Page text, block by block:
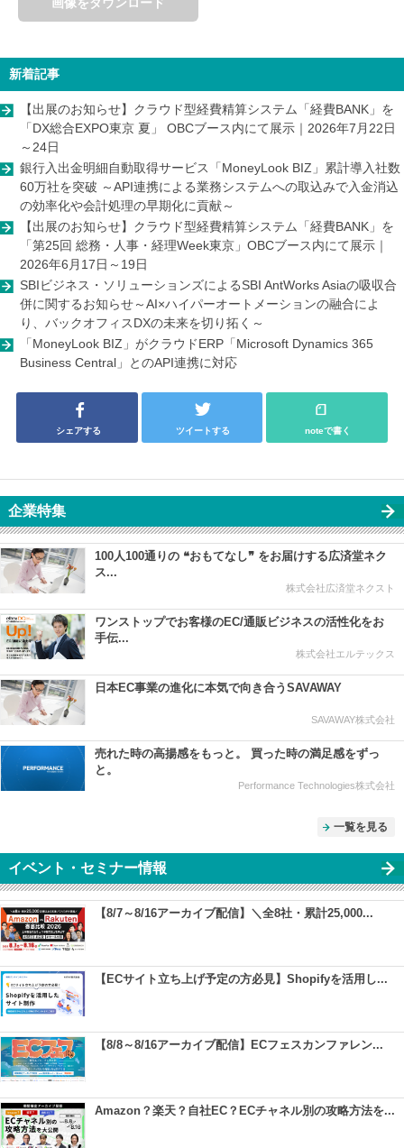
新着記事
【出展のお知らせ】クラウド型経費精算システム「経費BANK」を
「DX総合EXPO東京 夏」 OBCブース内にて展示｜2026年7月22日
～24日
銀行入出金明細自動取得サービス「MoneyLook BIZ」累計導入社数
60万社を突破 ～API連携による業務システムへの取込みで入金消込
の効率化や会計処理の早期化に貢献～
【出展のお知らせ】クラウド型経費精算システム「経費BANK」を
「第25回 総務・人事・経理Week東京」OBCブース内にて展示｜
2026年6月17日～19日
SBIビジネス・ソリューションズによるSBI AntWorks Asiaの吸収合
併に関するお知らせ～AI×ハイパーオートメーションの融合によ
り、バックオフィスDXの未来を切り拓く～
「MoneyLook BIZ」がクラウドERP「Microsoft Dynamics 365
Business Central」とのAPI連携に対応
シェアする ツイートする noteで書く
企業特集
100人100通りの ❝おもてなし❞ をお届けする広済堂ネク
ス...
株式会社広済堂ネクスト
ワンストップでお客様のEC/通販ビジネスの活性化をお
手伝...
株式会社エルテックス
日本EC事業の進化に本気で向き合うSAVAWAY
SAVAWAY株式会社
売れた時の高揚感をもっと。 買った時の満足感をずっ
と。
Performance Technologies株式会社
一覧を見る
イベント・セミナー情報
【8/7～8/16アーカイブ配信】＼全8社・累計25,000...
【ECサイト立ち上げ予定の方必見】Shopifyを活用し...
【8/8～8/16アーカイブ配信】ECフェスカンファレン...
Amazon？楽天？自社EC？ECチャネル別の攻略方法を...